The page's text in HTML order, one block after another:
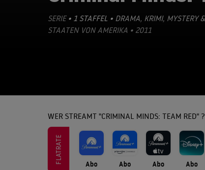
SERIE • 1 STAFFEL • DRAMA, KRIMI, MYSTERY
STAATEN VON AMERIKA • 2011
WER STREAMT "CRIMINAL MINDS: TEAM RED" ?
FLATRATE Abo Abo Abo Abo